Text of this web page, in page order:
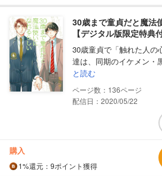
30歳まで童貞だと魔法
【デジタル版限定特典
30歳童貞で「触れた人の
達は、同期のイケメン・
と読む
136
配信日：2020/05/22
購入
1%還元 ：9ポイント獲得